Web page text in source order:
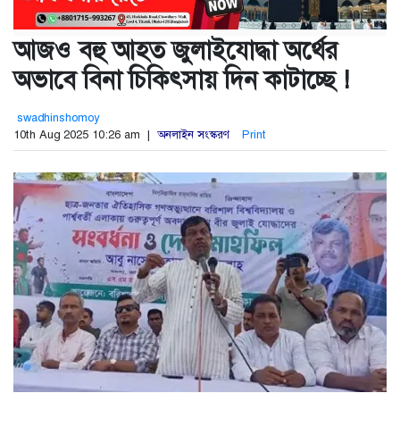
আজও বহু আহত জুলাইযোদ্ধা অর্থের
অভাবে বিনা চিকিৎসায় দিন কাটাচ্ছে !
swadhinshomoy
10th Aug 2025 10:26 am | অনলাইন সংস্করণ Print